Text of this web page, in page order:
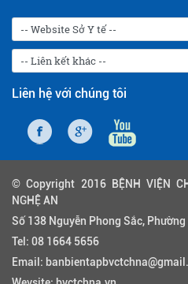
Liên hệ với chúng tôi
© Copyright 2016 BỆNH VIỆN
NGHỆ AN
Số 138 Nguyễn Phong Sắc,
Tel: 08 1664 5656
Email: